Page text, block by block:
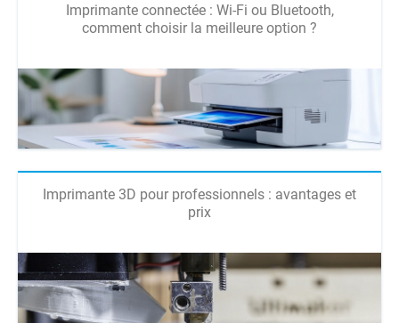
Imprimante connectée : Wi-Fi ou Bluetooth,
comment choisir la meilleure option ?
Imprimante 3D pour professionnels : avantages et
prix